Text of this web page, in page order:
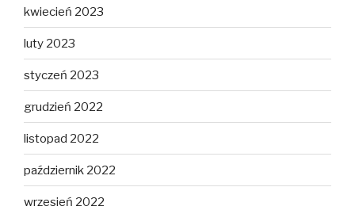
kwiecień 2023
luty 2023
styczeń 2023
grudzień 2022
listopad 2022
październik 2022
wrzesień 2022